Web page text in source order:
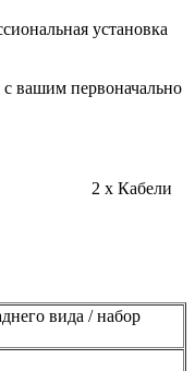
установка
вашим первоначально
2 x Кабели
вида / набор